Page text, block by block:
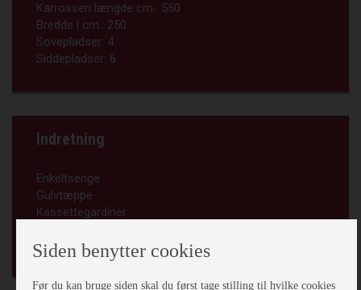
Karrosseri længde cm.: 550
Bredde i cm.: 250
Sovepladser: 4
Siddepladser: 6
Indretning
Enkeltsenge
Gulvtæppe
Kassettegardiner
Siden benytter cookies
Før du kan bruge siden skal du først tage stilling til hvilke cookies